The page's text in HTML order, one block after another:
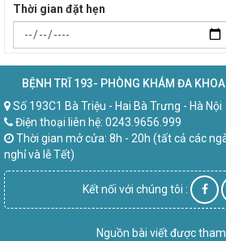
Thời gian đặt hẹn
BỆNH TRĨ 193- PHÒNG KHÁM ĐA
Số 193C1 Bà Triệu - Hai Bà Trưng - Hà Nội
Điện thoại liên hệ: 0243.9656.999
Thời gian mở cửa: 8h - 20h (tất cả các
nghỉ và lễ Tết)
Kết nối với chúng tôi :
Nguồn bài viết được